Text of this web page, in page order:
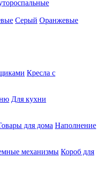
Серый Оранжевые
Кресла с
Для кухни
для дома Наполнение
механизмы Короб для